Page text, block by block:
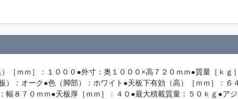
［ｍｍ］：１０００●外寸：奥１０００×高７２０ｍｍ●質量［ｋｇ
）：オーク●色（脚部）：ホワイト●天板下有効（高）［ｍｍ］：６
８７０ｍｍ●天板厚［ｍｍ］：４０●最大積載質量：５０ｋｇ●ア